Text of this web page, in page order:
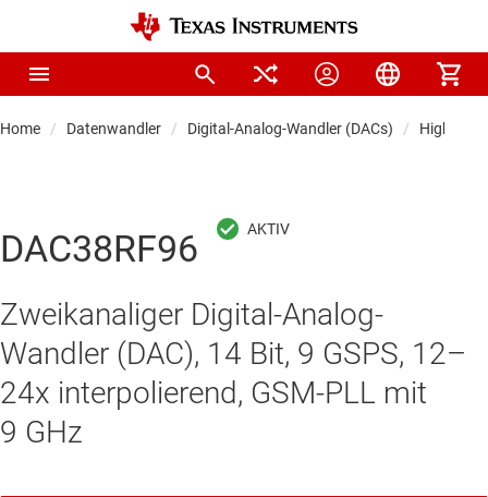
Home Datenwandler Digital-Analog-Wandler (DACs)
DAC38RF96
Zweikanaliger Digital-Analog-
Wandler (DAC), 14 Bit, 9 GSPS, 12–
24x interpolierend, GSM-PLL mit
9 GHz